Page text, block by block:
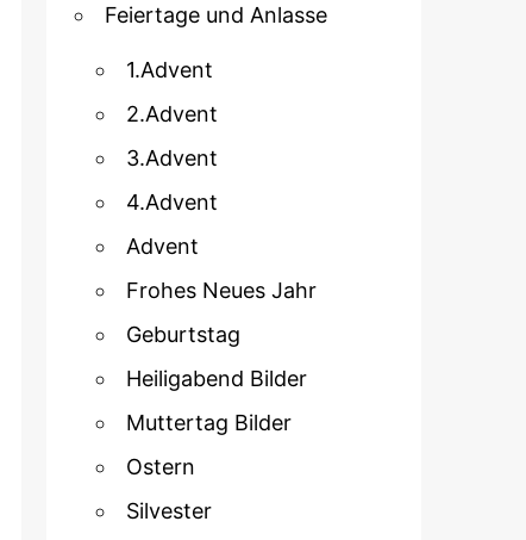
Feiertage und Anlasse
1.Advent
2.Advent
3.Advent
4.Advent
Advent
Frohes Neues Jahr
Geburtstag
Heiligabend Bilder
Muttertag Bilder
Ostern
Silvester